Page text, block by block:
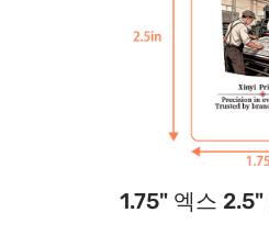
1.75" 엑스